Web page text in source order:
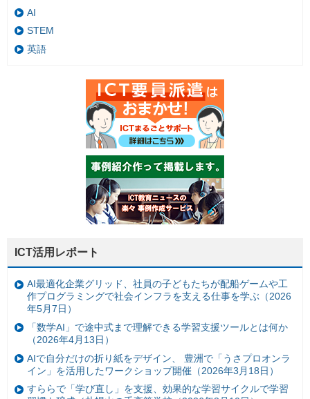
AI
STEM
英語
ICT活用レポート
AI最適化企業グリッド、社員の子どもたちが配船ゲームや工
作プログラミングで社会インフラを支える仕事を学ぶ（2026
年5月7日）
「数学AI」で途中式まで理解できる学習支援ツールとは何か
（2026年4月13日）
AIで自分だけの折り紙をデザイン、 豊洲で「うさプロオンラ
イン」を活用したワークショップ開催（2026年3月18日）
すららで「学び直し」を支援、効果的な学習サイクルで学習